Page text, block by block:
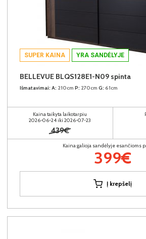
SUPER KAINA YRA SANDĖLYJE
BELLEVUE BLQS128E1-N09 spinta
Išmatavimai: A: 210cm P: 270cm G: 61cm
Kaina taikyta laikotarpiu
2026-06-24 iki 2026-07-23
439€
Kaina galioja sandėlyje esančioms
399€
Į krepšelį